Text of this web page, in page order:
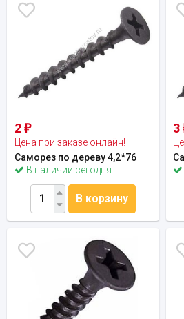
2 ₽
Цена при заказе онлайн!
Саморез по дереву 4,2*76
В наличии сегодня
В корзину
3